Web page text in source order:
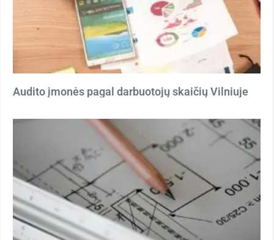
Audito įmonės pagal darbuotojų skaičių Vilniuje